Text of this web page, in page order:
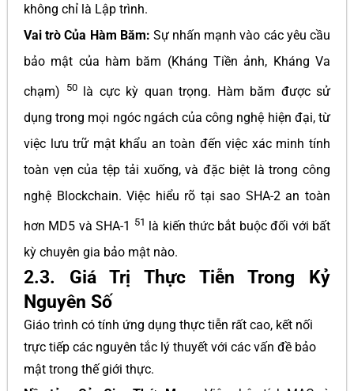
không chỉ là Lập trình.
Vai trò Của Hàm Băm: Sự nhấn mạnh vào các yêu cầu
bảo mật của hàm băm (Kháng Tiền ảnh, Kháng Va
chạm) 50là cực kỳ quan trọng. Hàm băm được sử
dụng trong mọi ngóc ngách của công nghệ hiện đại, từ
việc lưu trữ mật khẩu an toàn đến việc xác minh tính
toàn vẹn của tệp tải xuống, và đặc biệt là trong công
nghệ Blockchain. Việc hiểu rõ tại sao SHA-2 an toàn
hơn MD5 và SHA-1 51
là kiến thức bắt buộc đối với bất
kỳ chuyên gia bảo mật nào.
2.3. Giá Trị Thực Tiễn Trong Kỷ
Nguyên Số
Giáo trình có tính ứng dụng thực tiễn rất cao, kết nối
trực tiếp các nguyên tắc lý thuyết với các vấn đề bảo
mật trong thế giới thực.